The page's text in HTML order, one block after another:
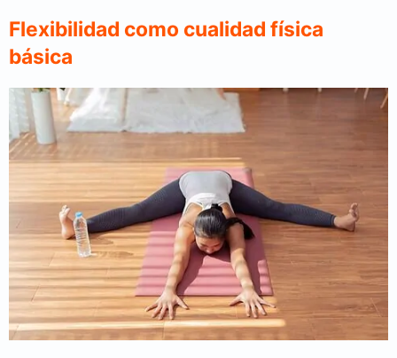
Flexibilidad como cualidad física
básica